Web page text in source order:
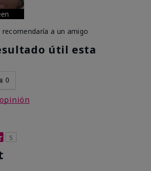
recomendaría a un amigo
útil esta
0
5